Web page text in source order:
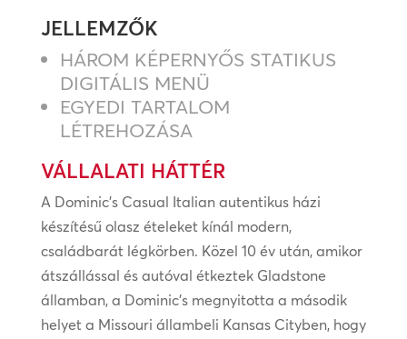
JELLEMZŐK
HÁROM KÉPERNYŐS STATIKUS
DIGITÁLIS MENÜ
EGYEDI TARTALOM
LÉTREHOZÁSA
VÁLLALATI HÁTTÉR
A Dominic’s Casual Italian autentikus házi
készítésű olasz ételeket kínál modern,
családbarát légkörben. Közel 10 év után, amikor
átszállással és autóval étkeztek Gladstone
államban, a Dominic’s megnyitotta a második
helyet a Missouri állambeli Kansas Cityben, hogy